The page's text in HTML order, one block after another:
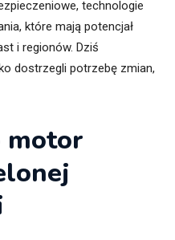
technologie
które mają potencjał
i regionów. Dziś
dostrzegli potrzebę zmian,
motor